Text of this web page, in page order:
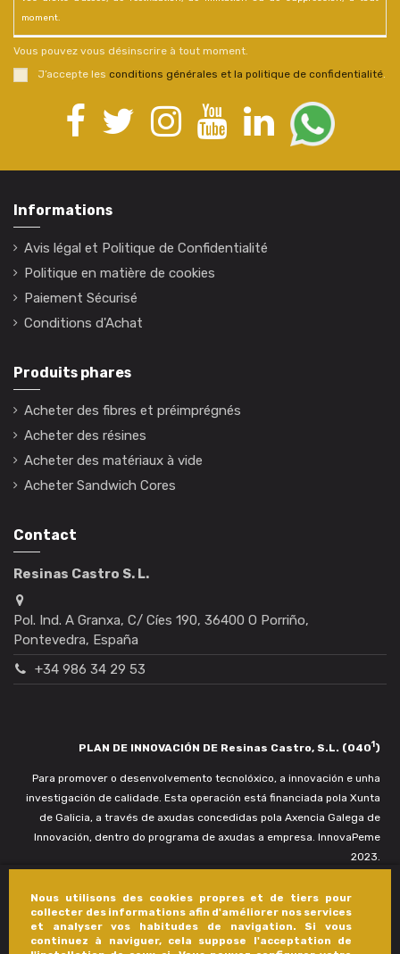
Nous utilisons des cookies propres et de tiers pour
collecter des informations afin d'améliorer nos services
et analyser vos habitudes de navigation. Si vous
continuez à naviguer, cela suppose l'acceptation de
moment.
Vous pouvez vous désinscrire à tout moment.
J’accepte les conditions générales et la politique de confidentialité.
Informations
Avis légal et Politique de Confidentialité
Politique en matière de cookies
Paiement Sécurisé
Conditions d'Achat
Produits phares
Acheter des fibres et préimprégnés
Acheter des résines
Acheter des matériaux à vide
Acheter Sandwich Cores
Contact
Resinas Castro S. L.
Pol. Ind. A Granxa, C/ Cíes 190, 36400 O Porriño,
Pontevedra, España
+34 986 34 29 53
PLAN DE INNOVACIÓN DE Resinas Castro, S.L. (0401)
Para promover o desenvolvemento tecnolóxico, a innovación e unha
investigación de calidade. Esta operación está financiada pola Xunta
de Galicia, a través de axudas concedidas pola Axencia Galega de
Innovación, dentro do programa de axudas a empresa. InnovaPeme
2023.